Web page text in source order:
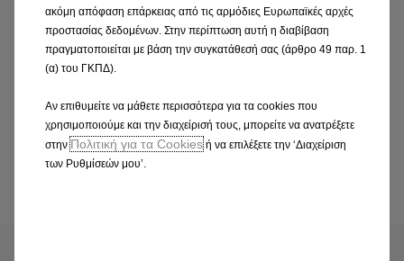
Ανακαλύψτε την πιο συναρπαστική πλευρά του Opel
σας Ζήστε την εμπειρία myOpel, απολαμβάνοντας τα
πλεονεκτήματα και τις λειτουργίες του. Με εύκολη
του Opel σας, έχετε τη δυνατότητα να ενημερώνεστε
για τα νέ
ακόμη απόφαση επάρκειας από τις αρμόδιες Ευρωπαϊκές αρχές
προστασίας δεδομένων. Στην περίπτωση αυτή η διαβίβαση
πραγματοποιείται με βάση την συγκατάθεσή σας (άρθρο 49 παρ. 1
(α) του ΓΚΠΔ).
Αν επιθυμείτε να μάθετε περισσότερα για τα cookies που
χρησιμοποιούμε και την διαχείρισή τους, μπορείτε να ανατρέξετε
στηνΠολιτική για τα Cookiesή να επιλέξετε την ‘Διαχείριση
των Ρυθμίσεών μου’.